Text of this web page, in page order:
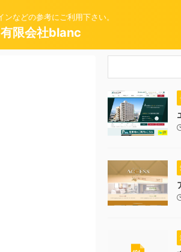
などの参考にご利用下さい。
限会社blanc